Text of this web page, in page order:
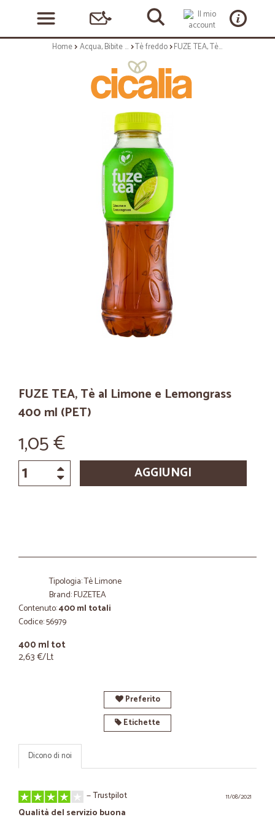
Home Acqua, Bibite e Alcolici Tè freddo FUZE TEA, Tè al Limone e Lemongrass 400 ml (PET)
FUZE TEA, Tè al Limone e Lemongrass
400 ml (PET)
1,05 €
AGGIUNGI
Tipologia: Tè Limone
Brand: FUZETEA
Contenuto:400 ml totali
Codice: 56979
400 ml tot
2,63 €/Lt
Preferito
Etichette
Dicono di noi
11/08/2021
—Trustpilot
Qualità del servizio buona